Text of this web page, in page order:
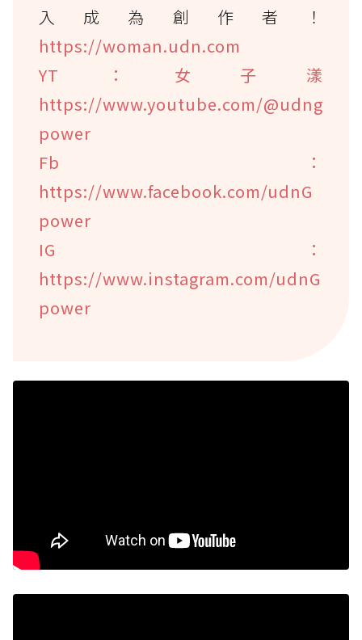
入成為創作者！
https://woman.udn.com
YT：女子漾
https://www.youtube.com/@udng
power
Fb：
https://www.facebook.com/udnG
power
IG：
https://www.instagram.com/udnG
power